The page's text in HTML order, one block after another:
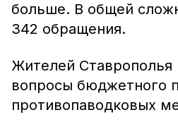
больше. В общей
342 обращения.
Жителей Ставрополья
вопросы бюджетного
противопаводковых